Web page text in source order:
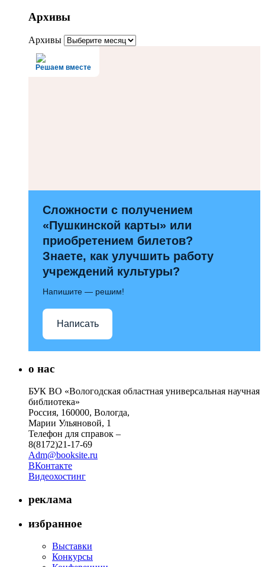
Архивы
Архивы
Решаем вместе
Сложности с получением
«Пушкинской карты» или
приобретением билетов?
Знаете, как улучшить работу
учреждений культуры?
Напишите — решим!
Написать
о нас
БУК ВО «Вологодская областная универсальная научная
библиотека»
Россия, 160000, Вологда,
Марии Ульяновой, 1
Телефон для справок –
8(8172)21-17-69
Adm@booksite.ru
ВКонтакте
Видеохостинг
реклама
избранное
Выставки
Конкурсы